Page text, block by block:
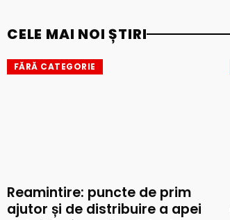
CELE MAI NOI ȘTIRI
FĂRĂ CATEGORIE
Reamintire: puncte de prim
ajutor și de distribuire a apei